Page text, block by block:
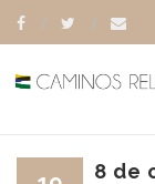
8 de